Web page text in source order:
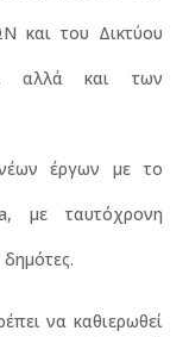
και του Δικτύου
αλλά και των
έργων με το
με ταυτόχρονη
να καθιερωθεί